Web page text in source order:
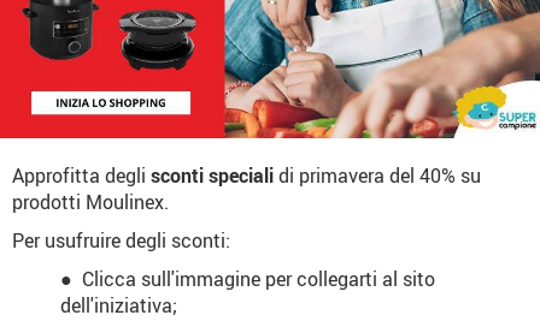
Approfitta degli sconti specialidi primavera del 40% su
prodotti Moulinex.
Per usufruire degli sconti:
Clicca sull'immagine per collegarti al sito
dell'iniziativa;